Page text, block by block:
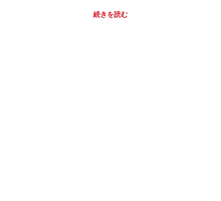
続きを読む